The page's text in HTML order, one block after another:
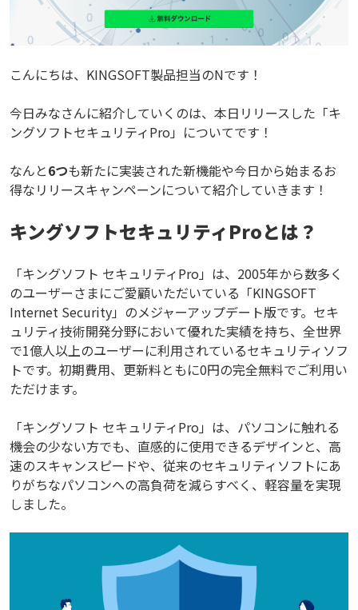
こんにちは、KINGSOFT製品担当のNです！
今日みなさんに紹介していくのは、本日リリースした「キ
ングソフトセキュリティPro」についてです！
なんと6つも新たに実装された新機能や今日から始まるお
得なリリースキャンペーンについて紹介していきます！
キングソフトセキュリティProとは？
「キングソフト セキュリティPro」は、2005年から数多く
のユーザーさまにご愛顧いただいている「KINGSOFT
Internet Security」のメジャーアップデート版です。セキ
ュリティ技術開発分野において優れた実績を持ち、全世界
で1億人以上のユーザーに利用されているセキュリティソフ
トです。初期費用、更新料ともに0円の完全無料でご利用い
ただけます。
「キングソフト セキュリティPro」は、パソコンに触れる
機会の少ない方でも、直感的に使用できるデザインと、高
速のスキャンスピードや、従来のセキュリティソフトにあ
りがちなパソコンへの高負荷を減らすべく、軽容量を実現
しました。